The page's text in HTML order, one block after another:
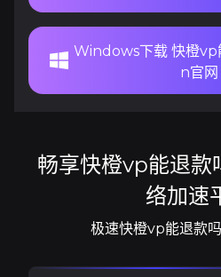
Windows下载 快橙vp
n官网
畅享快橙vp能退款
络加速
极速快橙vp能退款